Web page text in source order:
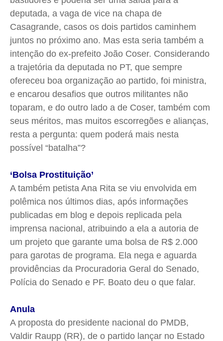
Termos de Uso
Privacidade
Termos de Uso
Privacidade
Termos de Uso
Privacidade
Termos de Uso
Privacidade
deputada, a vaga de vice na chapa de
Casagrande, casos os dois partidos caminhem
juntos no próximo ano. Mas esta seria também a
intenção do ex-prefeito João Coser. Considerando
a trajetória da deputada no PT, que sempre
ofereceu boa organização ao partido, foi ministra,
e encarou desafios que outros militantes não
toparam, e do outro lado a de Coser, também com
seus méritos, mas muitos escorregões e alianças,
resta a pergunta: quem poderá mais nesta
possível “batalha”?
‘Bolsa Prostituição’
A também petista Ana Rita se viu envolvida em
polêmica nos últimos dias, após informações
publicadas em blog e depois replicada pela
imprensa nacional, atribuindo a ela a autoria de
um projeto que garante uma bolsa de R$ 2.000
para garotas de programa. Ela nega e aguarda
providências da Procuradoria Geral do Senado,
Polícia do Senado e PF. Boato deu o que falar.
Anula
A proposta do presidente nacional do PMDB,
Valdir Raupp (RR), de o partido lançar no Estado